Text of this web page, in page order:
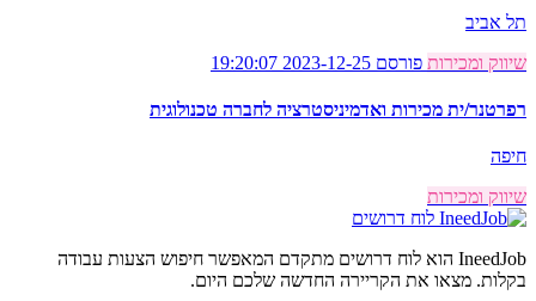
תל אביב
שיווק ומכירות פורסם 2023-12-25 19:20:07
רפרטנר/ית מכירות ואדמיניסטרציה לחברה טכנולוגית
חיפה
שיווק ומכירות
לוח דרושים
IneedJob הוא לוח דרושים מתקדם המאפשר חיפוש הצעות עבודה
בקלות. מצאו את הקריירה החדשה שלכם היום.